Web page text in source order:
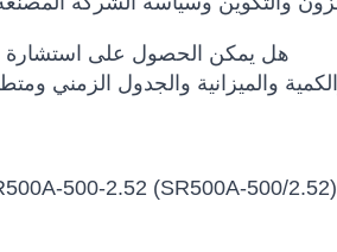
هل يمكن الحصول على استشارة